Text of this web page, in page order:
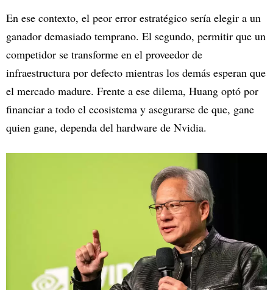
En ese contexto, el peor error estratégico sería elegir a un
ganador demasiado temprano. El segundo, permitir que un
competidor se transforme en el proveedor de
infraestructura por defecto mientras los demás esperan que
el mercado madure. Frente a ese dilema, Huang optó por
financiar a todo el ecosistema y asegurarse de que, gane
quien gane, dependa del hardware de Nvidia.